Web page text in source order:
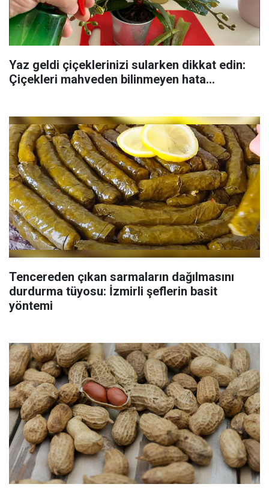
Yaz geldi çiçeklerinizi sularken dikkat edin:
Çiçekleri mahveden bilinmeyen hata...
Tencereden çıkan sarmaların dağılmasını
durdurma tüyosu: İzmirli şeflerin basit
yöntemi